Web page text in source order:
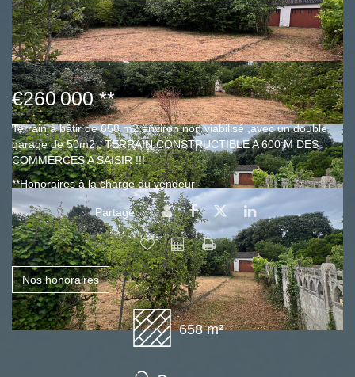
€260 000**
Terrain à bâtir de 658 m2 environ non viabilisé ,avec un double
garage de 50m2 . TERRAIN CONSTRUCTIBLE A 600 M DES
COMMERCES A SAISIR !!!
**Honoraires à la charge du vendeur
Partager :
Nos honoraires
658 m²